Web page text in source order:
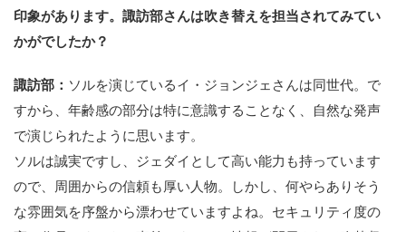
印象があります。諏訪部さんは吹き替えを担当されてみてい
かがでしたか？
諏訪部： ソルを演じているイ・ジョンジェさんは同世代。で
すから、年齢感の部分は特に意識することなく、自然な発声
で演じられたように思います。
ソルは誠実ですし、ジェダイとして高い能力も持っています
ので、周囲からの信頼も厚い人物。しかし、何やらありそう
な雰囲気を序盤から漂わせていますよね。セキュリティ度の